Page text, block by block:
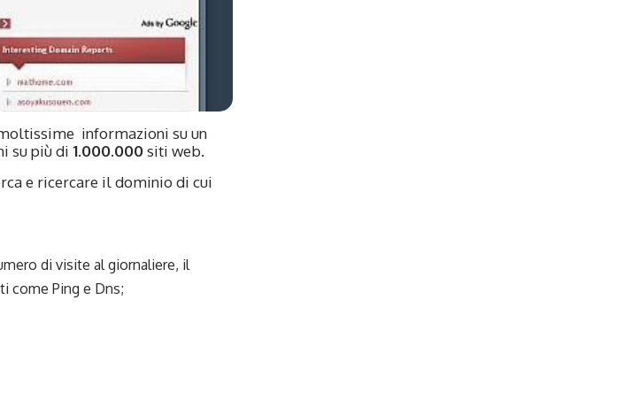
informazioni su un
su più di 1.000.000siti web.
e ricercare il dominio di cui
di visite al giornaliere, il
come Ping e Dns;